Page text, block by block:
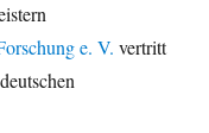
e. V. vertritt